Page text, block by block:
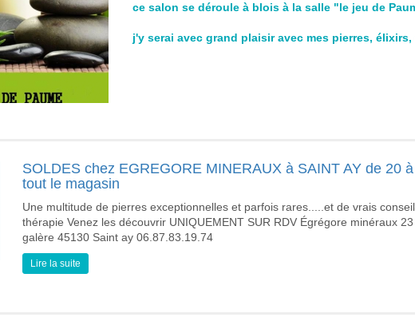
ce salon se déroule à blois à la salle "le jeu de
j'y serai avec grand plaisir avec mes pierres, élixirs,
SOLDES chez EGREGORE MINERAUX à SAINT AY de 20
tout le magasin
Une multitude de pierres exceptionnelles et parfois rares.....et de vrais
thérapie Venez les découvrir UNIQUEMENT SUR RDV Égrégore minéraux
galère 45130 Saint ay 06.87.83.19.74
Lire la suite